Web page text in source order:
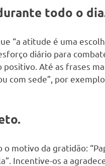
todo o
“a atitude é uma
diário para
Até as frases
com sede”, por
motivo da gratidão:
Incentive-os a